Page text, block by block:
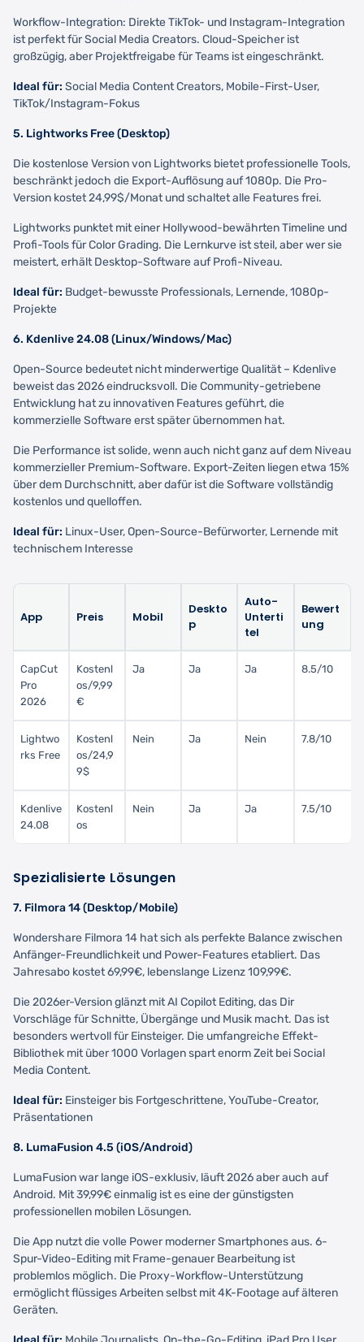
Workflow-Integration: Direkte TikTok- und Instagram-Integration
ist perfekt für Social Media Creators. Cloud-Speicher ist
großzügig, aber Projektfreigabe für Teams ist eingeschränkt.
Ideal für: Social Media Content Creators, Mobile-First-User,
TikTok/Instagram-Fokus
5. Lightworks Free (Desktop)
Die kostenlose Version von Lightworks bietet professionelle Tools,
beschränkt jedoch die Export-Auflösung auf 1080p. Die Pro-
Version kostet 24,99$/Monat und schaltet alle Features frei.
Lightworks punktet mit einer Hollywood-bewährten Timeline und
Profi-Tools für Color Grading. Die Lernkurve ist steil, aber wer sie
meistert, erhält Desktop-Software auf Profi-Niveau.
Ideal für: Budget-bewusste Professionals, Lernende, 1080p-
Projekte
6. Kdenlive 24.08 (Linux/Windows/Mac)
Open-Source bedeutet nicht minderwertige Qualität – Kdenlive
beweist das 2026 eindrucksvoll. Die Community-getriebene
Entwicklung hat zu innovativen Features geführt, die
kommerzielle Software erst später übernommen hat.
Die Performance ist solide, wenn auch nicht ganz auf dem Niveau
kommerzieller Premium-Software. Export-Zeiten liegen etwa 15%
über dem Durchschnitt, aber dafür ist die Software vollständig
kostenlos und quelloffen.
Ideal für: Linux-User, Open-Source-Befürworter, Lernende mit
technischem Interesse
App Preis Mobil
Deskto
p
Auto-
Unterti
tel
Bewert
ung
CapCut
Pro
2026
Kostenl
os/9,99
€
Ja Ja Ja 8.5/10
Lightwo
rks Free
Kostenl
os/24,9
9$
Nein Ja Nein 7.8/10
Kdenlive
24.08
Kostenl
os
Nein Ja Ja 7.5/10
Spezialisierte Lösungen
7. Filmora 14 (Desktop/Mobile)
Wondershare Filmora 14 hat sich als perfekte Balance zwischen
Anfänger-Freundlichkeit und Power-Features etabliert. Das
Jahresabo kostet 69,99€, lebenslange Lizenz 109,99€.
Die 2026er-Version glänzt mit AI Copilot Editing, das Dir
Vorschläge für Schnitte, Übergänge und Musik macht. Das ist
besonders wertvoll für Einsteiger. Die umfangreiche Effekt-
Bibliothek mit über 1000 Vorlagen spart enorm Zeit bei Social
Media Content.
Ideal für: Einsteiger bis Fortgeschrittene, YouTube-Creator,
Präsentationen
8. LumaFusion 4.5 (iOS/Android)
LumaFusion war lange iOS-exklusiv, läuft 2026 aber auch auf
Android. Mit 39,99€ einmalig ist es eine der günstigsten
professionellen mobilen Lösungen.
Die App nutzt die volle Power moderner Smartphones aus. 6-
Spur-Video-Editing mit Frame-genauer Bearbeitung ist
problemlos möglich. Die Proxy-Workflow-Unterstützung
ermöglicht flüssiges Arbeiten selbst mit 4K-Footage auf älteren
Geräten.